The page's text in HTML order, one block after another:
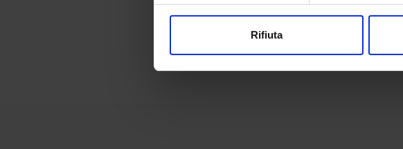
modificare o ritirare il tuo consenso in
Rifiuta
SEZIONI
Storia